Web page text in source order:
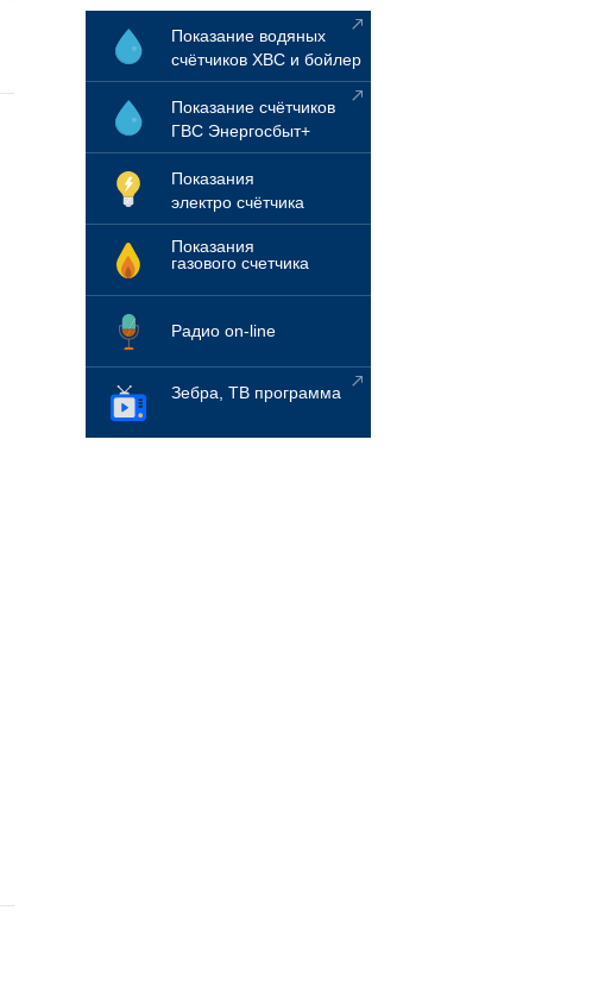
Показание водяных
счётчиков ХВС и бойлер
Показание счётчиков
ГВС Энергосбыт+
Показания
электро счётчика
Показания
газового счетчика
Радио on-line
Зебра, ТВ программа